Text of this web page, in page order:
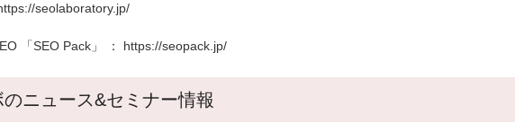
seolaboratory.jp/
「SEO Pack」 ： https://seopack.jp/
ニュース&セミナー情報